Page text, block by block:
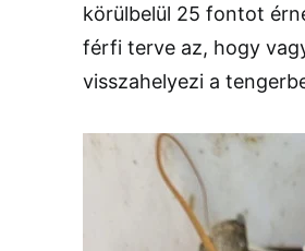
körülbelül 25 fontot
férfi terve az, hogy
visszahelyezi a